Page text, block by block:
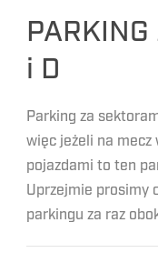
i D
Parking za
więc jeżeli na mecz
pojazdami to ten
Uprzejmie prosimy
parkingu za raz